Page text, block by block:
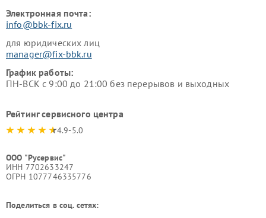
Электронная почта:
info@bbk-fix.ru
для юридических лиц
manager@fix-bbk.ru
График работы:
ПН-ВСК с 9:00 до 21:00 без перерывов и выходных
Рейтинг сервисного центра
4.9-5.0
ООО "Русервис"
ИНН 7702633247
ОГРН 1077746335776
Поделиться в соц. сетях: